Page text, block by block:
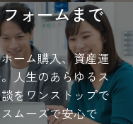
ォームまで
ーム購入、資産運
人生のあらゆるス
をワンストップで
ムーズで安心で